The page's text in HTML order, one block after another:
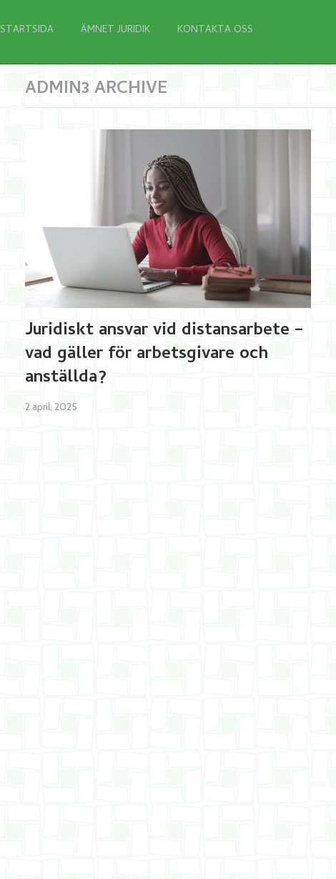
STARTSIDA ÄMNET JURIDIK KONTAKTA OSS
ADMIN3 ARCHIVE
Juridiskt ansvar vid distansarbete –
vad gäller för arbetsgivare och
anställda?
2 april, 2025